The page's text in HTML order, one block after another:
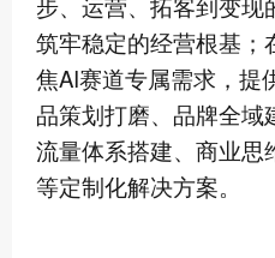
筑牢稳定的经营根基；
焦AI赛道专属需求，提
品策划打磨、品牌全域
流量体系搭建、商业思
等定制化解决方案。